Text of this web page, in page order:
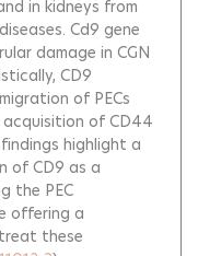
in kidneys from
Cd9 gene
damage in CGN
CD9
of PECs
of CD44
highlight a
of CD9 as a
the PEC
offering a
these